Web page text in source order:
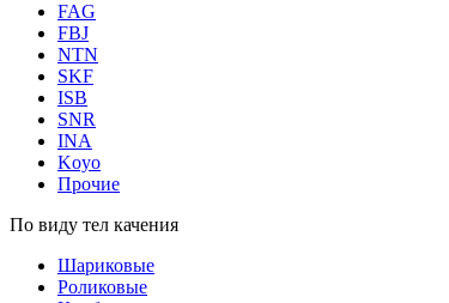
FAG
FBJ
NTN
SKF
ISB
SNR
INA
Koyo
Прочие
По виду тел качения
Шариковые
Роликовые